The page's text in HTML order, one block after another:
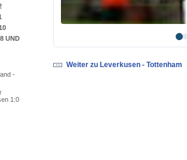
UND
-
1:0
Weiter zu Leverkusen - Tottenham